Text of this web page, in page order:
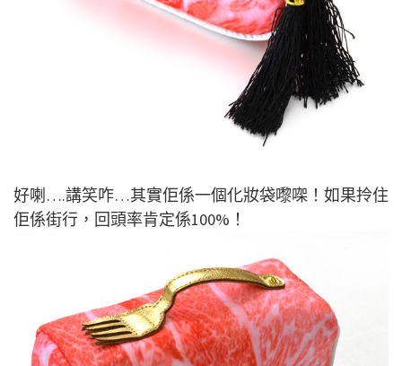
好喇….講笑咋…其實佢係一個化妝袋嚟㗎！如果拎住
佢係街行，回頭率肯定係100%！